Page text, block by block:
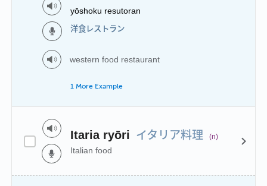
yōshoku resutoran
洋食レストラン
western food restaurant
1 More Example
Itaria ryōri イタリア料理 (n)
Italian food